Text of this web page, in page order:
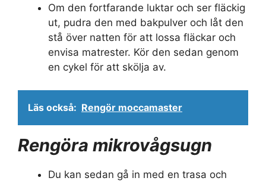
Om den fortfarande luktar och ser fläckig
ut, pudra den med bakpulver och låt den
stå över natten för att lossa fläckar och
envisa matrester. Kör den sedan genom
en cykel för att skölja av.
Läs också: Rengör moccamaster
Rengöra mikrovågsugn
Du kan sedan gå in med en trasa och